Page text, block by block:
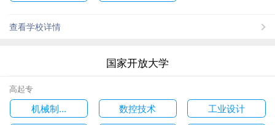
查看学校详情
国家开放大学
高起专
机械制... 数控技术
工业设计